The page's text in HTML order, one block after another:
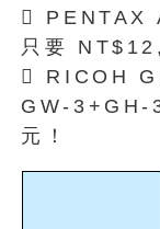
 PENTAX
只要
 RICOH
GW-3+GH-
元！